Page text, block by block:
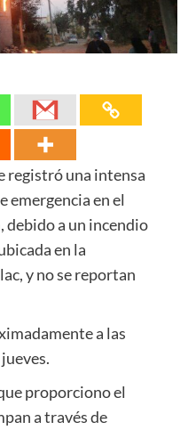
registró una intensa
emergencia en el
a un incendio
en la
y no se reportan
a las
proporciono el
a través de